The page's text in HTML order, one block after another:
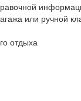
или ручной
отдыха